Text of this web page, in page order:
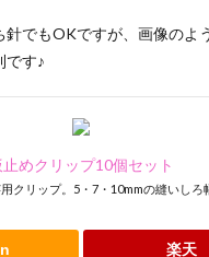
針でもOKですが、画像のよ
です♪
めクリップ10個セット
クリップ。5・7・10mmの縫いしろ
楽天